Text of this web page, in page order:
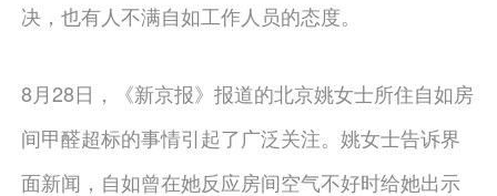
决，也有人不满自如工作人员的态度。
8月28日，《新京报》报道的北京姚女士所住自如房
间甲醛超标的事情引起了广泛关注。姚女士告诉界
面新闻，自如曾在她反应房间空气不好时给她出示